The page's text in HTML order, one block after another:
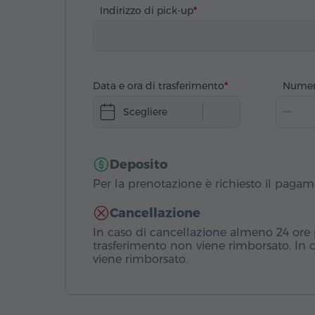
Indirizzo di pick-up
Data e ora di trasferimento
Scegliere
Deposito
Per la prenotazione è richiesto il
Cancellazione
In caso di cancellazione almeno 24
trasferimento non viene rimborsato. In
viene rimborsato.